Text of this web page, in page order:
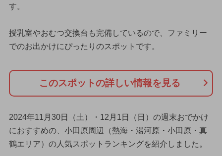
す。
授乳室やおむつ交換台も完備しているので、ファミリー
でのお出かけにぴったりのスポットです。
このスポットの詳しい情報を見る
2024年11月30日（土）・12月1日（日）の週末おでかけ
におすすめの、小田原周辺（熱海・湯河原・小田原・真
鶴エリア）の人気スポットランキングを紹介しました。